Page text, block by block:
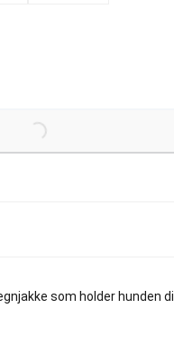
som holder hunden
Loading...